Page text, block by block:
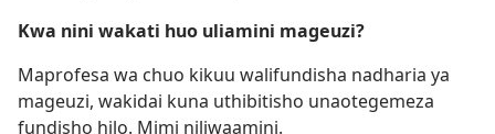
Kwa nini wakati huo uliamini mageuzi?
Maprofesa wa chuo kikuu walifundisha nadharia ya
mageuzi, wakidai kuna uthibitisho unaotegemeza
fundisho hilo. Mimi niliwaamini.